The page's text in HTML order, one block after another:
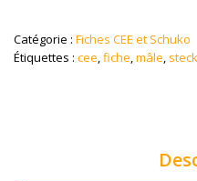
Catégorie : Fiches CEE et Schuko
Étiquettes : cee,fiche,mâle,